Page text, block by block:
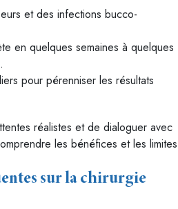
et des infections bucco-
en quelques semaines à quelques
pour pérenniser les résultats
réalistes et de dialoguer avec
les bénéfices et les limites
sur la chirurgie